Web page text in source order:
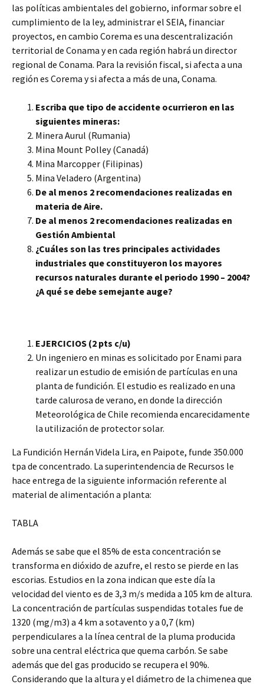
las políticas ambientales del gobierno, informar sobre el
cumplimiento de la ley, administrar el SEIA, financiar
proyectos, en cambio Corema es una descentralización
territorial de Conama y en cada región habrá un director
regional de Conama. Para la revisión fiscal, si afecta a una
región es Corema y si afecta a más de una, Conama.
Escriba que tipo de accidente ocurrieron en las
siguientes mineras:
Minera Aurul (Rumania)
Mina Mount Polley (Canadá)
Mina Marcopper (Filipinas)
Mina Veladero (Argentina)
De al menos 2 recomendaciones realizadas en
materia de Aire.
De al menos 2 recomendaciones realizadas en
Gestión Ambiental
¿Cuáles son las tres principales actividades
industriales que constituyeron los mayores
recursos naturales durante el periodo 1990 – 2004?
¿A qué se debe semejante auge?
EJERCICIOS (2 pts c/u)
Un ingeniero en minas es solicitado por Enami para
realizar un estudio de emisión de partículas en una
planta de fundición. El estudio es realizado en una
tarde calurosa de verano, en donde la dirección
Meteorológica de Chile recomienda encarecidamente
la utilización de protector solar.
La Fundición Hernán Videla Lira, en Paipote, funde 350.000
tpa de concentrado. La superintendencia de Recursos le
hace entrega de la siguiente información referente al
material de alimentación a planta:
TABLA
Además se sabe que el 85% de esta concentración se
transforma en dióxido de azufre, el resto se pierde en las
escorias. Estudios en la zona indican que este día la
velocidad del viento es de 3,3 m/s medida a 105 km de altura.
La concentración de partículas suspendidas totales fue de
1320 (mg/m3) a 4 km a sotavento y a 0,7 (km)
perpendiculares a la línea central de la pluma producida
sobre una central eléctrica que quema carbón. Se sabe
además que del gas producido se recupera el 90%.
Considerando que la altura y el diámetro de la chimenea que